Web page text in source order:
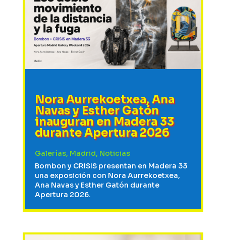
Nora Aurrekoetxea, Ana
Navas y Esther Gatón
inauguran en Madera 33
durante Apertura 2026
Galerías, Madrid, Noticias
Bombon y CRISIS presentan en Madera 33
una exposición con Nora Aurrekoetxea,
Ana Navas y Esther Gatón durante
Apertura 2026.